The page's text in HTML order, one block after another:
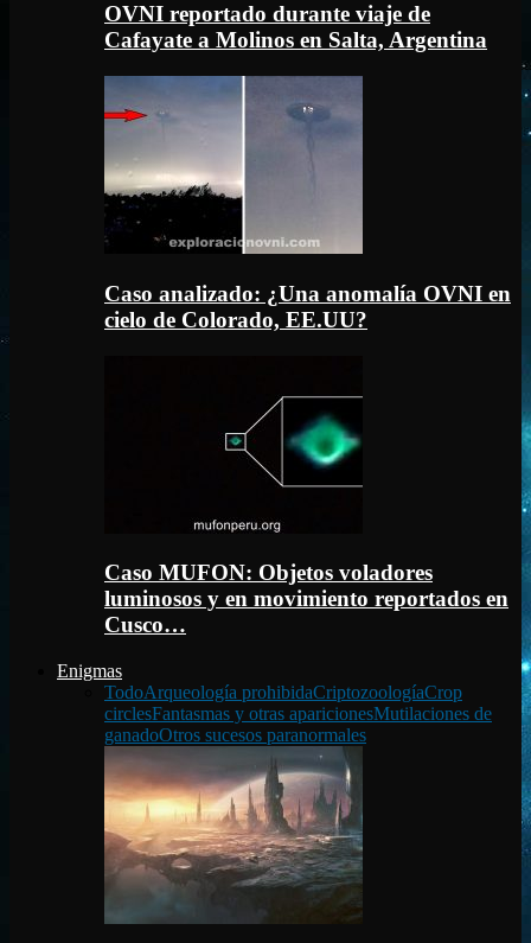
OVNI reportado durante viaje de
Cafayate a Molinos en Salta, Argentina
Caso analizado: ¿Una anomalía OVNI en
cielo de Colorado, EE.UU?
Caso MUFON: Objetos voladores
luminosos y en movimiento reportados en
Cusco…
Enigmas
TodoArqueología prohibidaCriptozoologíaCrop
circlesFantasmas y otras aparicionesMutilaciones de
ganadoOtros sucesos paranormales